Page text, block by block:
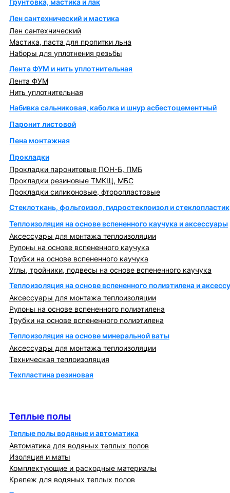
Грунтовка, мастика и лак
Лен сантехнический и мастика
Лен сантехнический
Мастика, паста для пропитки льна
Наборы для уплотнения резьбы
Лента ФУМ и нить уплотнительная
Лента ФУМ
Нить уплотнительная
Набивка сальниковая, каболка и шнур асбестоцементный
Паронит листовой
Пена монтажная
Прокладки
Прокладки паронитовые ПОН-Б, ПМБ
Прокладки резиновые ТМКЩ, МБС
Прокладки силиконовые, фторопластовые
Стеклоткань, фольгоизол, гидростеклоизол и стеклопластик
Теплоизоляция на основе вспененного каучука и аксессуары
Аксессуары для монтажа теплоизоляции
Рулоны на основе вспененного каучука
Трубки на основе вспененного каучука
Углы, тройники, подвесы на основе вспененного каучука
Теплоизоляция на основе вспененного полиэтилена и
Аксессуары для монтажа теплоизоляции
Рулоны на основе вспененного полиэтилена
Трубки на основе вспененного полиэтилена
Теплоизоляция на основе минеральной ваты
Аксессуары для монтажа теплоизоляции
Техническая теплоизоляция
Техпластина резиновая
Теплые полы
Теплые полы водяные и автоматика
Автоматика для водяных теплых полов
Изоляция и маты
Комплектующие и расходные материалы
Крепеж для водяных теплых полов